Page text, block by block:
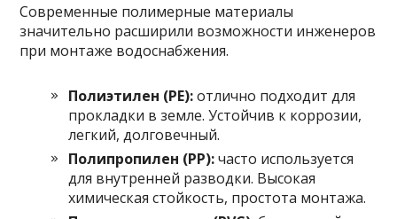
Современные полимерные материалы
значительно расширили возможности инженеров
при монтаже водоснабжения.
Полиэтилен (PE):отлично подходит для
прокладки в земле. Устойчив к коррозии,
легкий, долговечный.
Полипропилен (PP):часто используется
для внутренней разводки. Высокая
химическая стойкость, простота монтажа.